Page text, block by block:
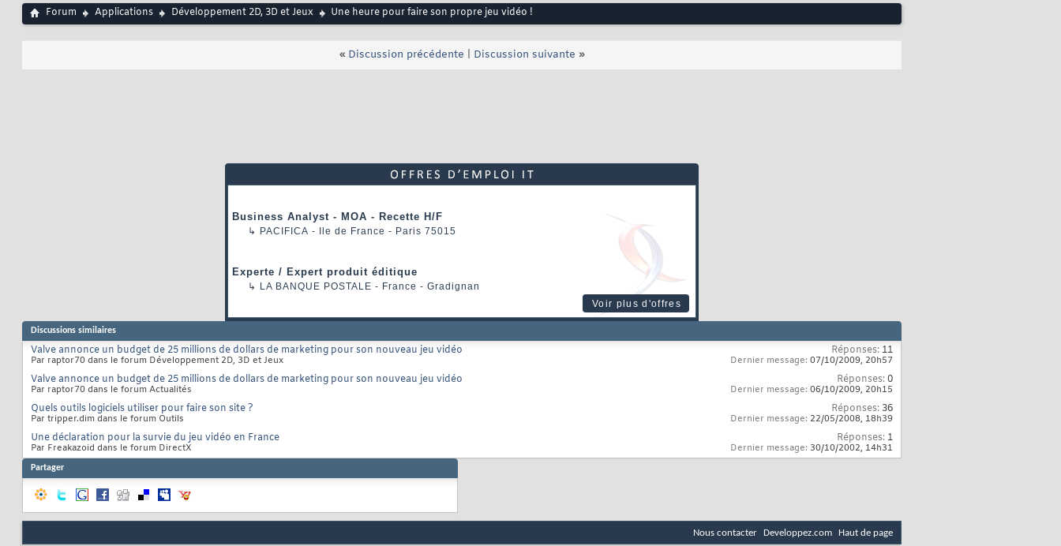
Forum
Applications Développement 2D, 3D et Jeux Une heure pour faire son propre jeu vidéo !
« Discussion précédente Discussion suivante »
Business Analyst - MOA - Recette H/F
↳ PACIFICA - Ile de France - Paris 75015
Experte / Expert produit éditique
↳ LA BANQUE POSTALE - France - Gradignan
Voir plus d'offres
Discussions similaires
Valve annonce un budget de 25 millions de dollars de marketing pour son nouveau jeu vidéo
Par raptor70 dans le forum Développement 2D, 3D et Jeux
Réponses: 11
Dernier message: 07/10/2009, 20h57
Valve annonce un budget de 25 millions de dollars de marketing pour son nouveau jeu vidéo
Par raptor70 dans le forum Actualités
Réponses:0
Dernier message: 06/10/2009, 20h15
Quels outils logiciels utiliser pour faire son site ?
Par tripper.dim dans le forum Outils
Réponses: 36
Dernier message: 22/05/2008, 18h39
Une déclaration pour la survie du jeu vidéo en France
Par Freakazoid dans le forum DirectX
Réponses: 1
Dernier message: 30/10/2002, 14h31
Partager
Nous contacter Developpez.com Haut de page